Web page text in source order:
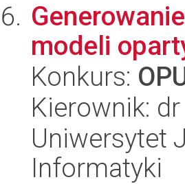
modeli
Konkurs:
Kierownik:
Uniwersytet
Informatyki